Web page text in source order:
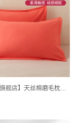
【韩香家居旗舰店】天丝棉磨毛枕套一对装48cmx74cm